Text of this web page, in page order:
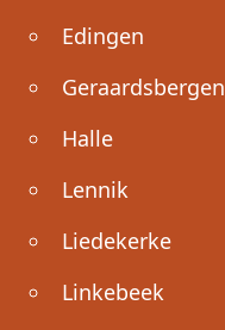
Edingen
Geraardsbergen
Halle
Lennik
Liedekerke
Linkebeek